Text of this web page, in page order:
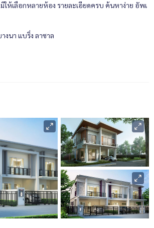
มีให้เลือกหลายห้อง รายละเอียดครบ ค้นหาง่าย อัพเ
งนา แบริ่ง ลาซาล